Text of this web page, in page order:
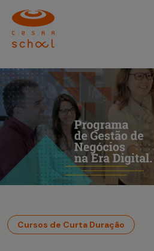
Cursos de Curta Duração